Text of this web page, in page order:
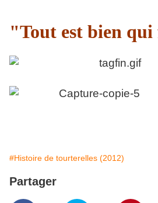
"Tout est bien
#Histoire de tourterelles (2012)
Partager